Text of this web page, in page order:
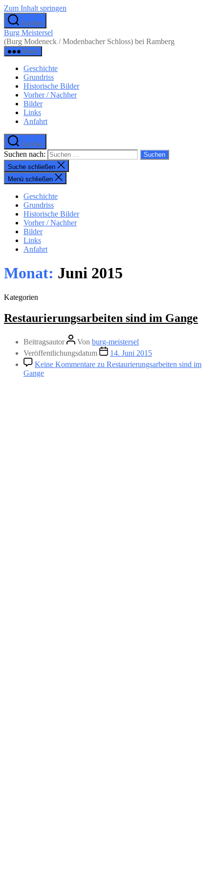
Zum Inhalt springen
Suchen
Burg Meistersel
(Burg Modeneck / Modenbacher Schloss) bei Ramberg
Menü
Geschichte
Grundriss
Historische Bilder
Vorher / Nachher
Bilder
Links
Anfahrt
Suchen
Suchen nach:
Suche schließen
Menü schließen
Geschichte
Grundriss
Historische Bilder
Vorher / Nachher
Bilder
Links
Anfahrt
Monat: Juni 2015
Kategorien
Restaurierungsarbeiten sind im Gange
Beitragsautor Von burg-meistersel
Veröffentlichungsdatum
14. Juni 2015
Keine Kommentare zu Restaurierungsarbeiten sind im
Gange